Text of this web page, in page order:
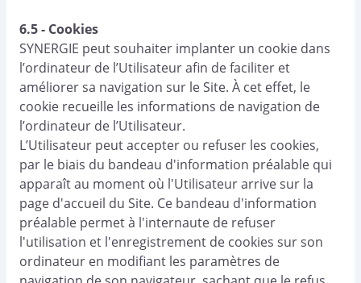
6.5 - Cookies
SYNERGIE peut souhaiter implanter un cookie dans
l’ordinateur de l’Utilisateur afin de faciliter et
améliorer sa navigation sur le Site. À cet effet, le
cookie recueille les informations de navigation de
l’ordinateur de l’Utilisateur.
L’Utilisateur peut accepter ou refuser les cookies,
par le biais du bandeau d'information préalable qui
apparaît au moment où l'Utilisateur arrive sur la
page d'accueil du Site. Ce bandeau d'information
préalable permet à l'internaute de refuser
l'utilisation et l'enregistrement de cookies sur son
ordinateur en modifiant les paramètres de